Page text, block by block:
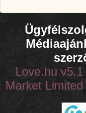
Love.hu
Market